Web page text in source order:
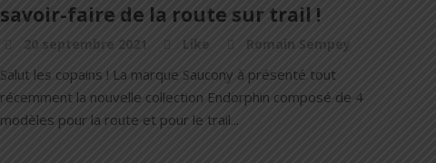
savoir-faire de la route sur trail !
20 septembre 2021 Like Romain Sempey
Salut les copains ! La marque Saucony à présenté tout
récemment la nouvelle collection Endorphin composé de 4
modèles pour la route et pour le trail...